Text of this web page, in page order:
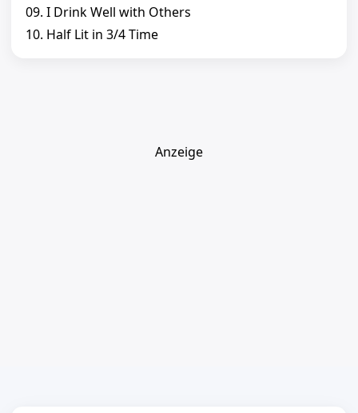
09. I Drink Well with Others
10. Half Lit in 3/4 Time
Anzeige